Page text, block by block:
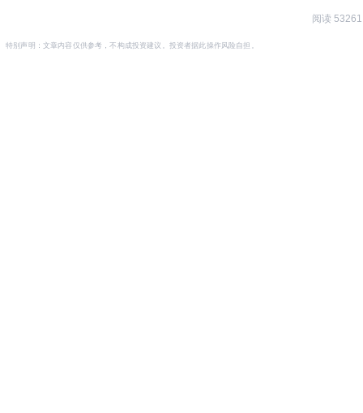
阅读 53261
特别声明：文章内容仅供参考，不构成投资建议。投资者据此操作风险自担。